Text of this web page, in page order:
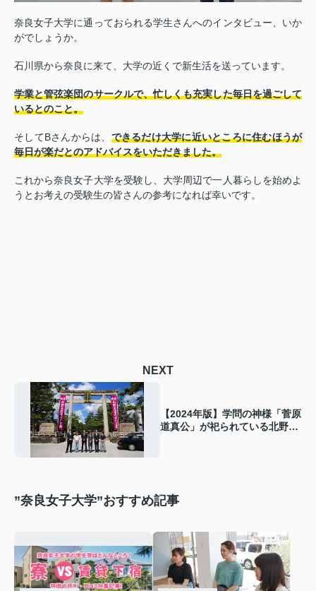
奈良女子大学に通っておられる学生さんへのインタビュー、いか
がでしょうか。
石川県から奈良に来て、大学の近くで新生活を送っています。
学業と管弦楽団のサークルで、忙しくも充実した毎日を過ごして
いるとのこと。
そしてBさんからは、 できるだけ大学に近いところに住むほうが
毎日が楽だとのアドバイスをいただきました。
これから奈良女子大学を受験し、大学周辺で一人暮らしを始めよ
うとお考えの受験生の皆さんの参考になれば幸いです。
NEXT
【2024年版】学問の神様「菅原
道真公」が祀られている北野天
”奈良女子大学”おすすめ記事